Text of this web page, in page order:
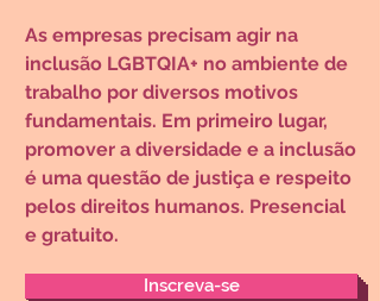
As empresas precisam agir na
inclusão LGBTQIA+ no ambiente de
trabalho por diversos motivos
fundamentais. Em primeiro lugar,
promover a diversidade e a inclusão
é uma questão de justiça e respeito
pelos direitos humanos. Presencial
e gratuito.
Inscreva-se